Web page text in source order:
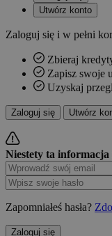
Utwórz konto
Zaloguj się i w pełni
Zbieraj
Zapisz swoje
Uzyskaj
Zaloguj się Utwórz
Niestety ta
Zapomniałeś hasła?
Zaloguj się